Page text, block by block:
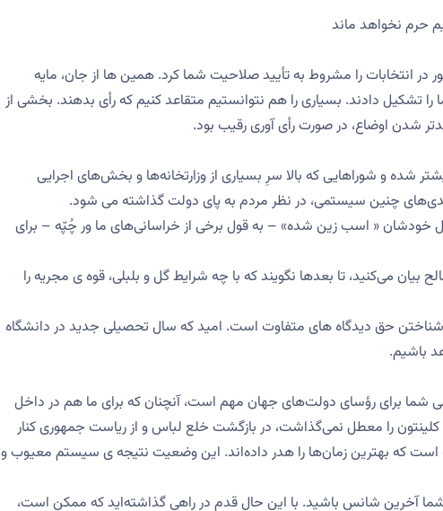
حرم نخواهد ماند
در انتخابات را مشروط به تأیید صلاحیت شما کرد. همین ها از جان، مایه
تشکیل دادند. بسیاری را هم نتوانستیم متقاعد کنیم که رأی بدهند. بخشی از
شدن اوضاع، در صورت رأی آوری رقیب بود.
شده و شوراهایی که بالا سرِ بسیاری از وزارتخانه‌ها و بخش‌های اجرایی
چنین سیستمی، در نظر مردم به پای دولت گذاشته می شود.
قول خودشان « اسب زین شده» – به قول برخی از خراسانی‌های ما ور چُپّه – برای
می‌کنید، تا بعدها نگویند که با چه شرایط گل و بلبلی، قوه ی مجریه را
حق دیدگاه های متفاوت است. امید که سال تحصیلی جدید در دانشگاه
باشیم.
برای رﺅسای دولت‌های جهان مهم است، آنچنان که برای ما هم در داخل
را معطل نمی‌گذاشت، در بازگشت خلع لباس و از ریاست جمهوری کنار
که بهترین زمان‌ها را هدر داده‌اند. این وضعیت نتیجه ی سیستم معیوب و
آخرین شانس باشید. با این حال قدم در راهی گذاشته‌اید که ممکن است،